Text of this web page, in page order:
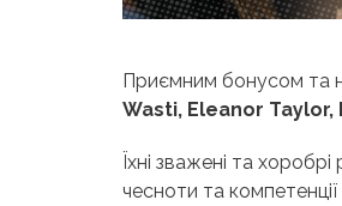
Приємним бонусом та
Wasti, Eleanor Taylor,
Їхні зважені та
чесноти та